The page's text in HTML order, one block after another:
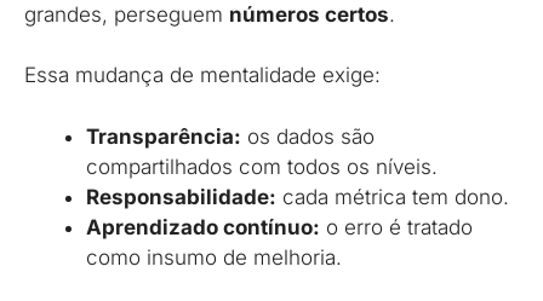
grandes, perseguem números certos.
Essa mudança de mentalidade exige:
Transparência: os dados são
compartilhados com todos os níveis.
Responsabilidade: cada métrica tem dono.
Aprendizado contínuo: o erro é tratado
como insumo de melhoria.